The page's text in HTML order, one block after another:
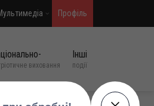
Профіль
виховання
Інші
події